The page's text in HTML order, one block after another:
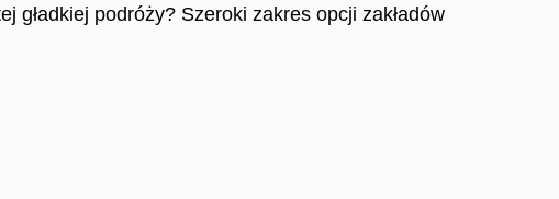
gładkiej podróży? Szeroki zakres opcji zakładów